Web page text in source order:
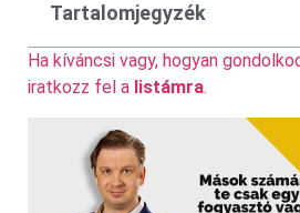
Tartalomjegyzék
Ha kíváncsi vagy, hogyan
iratkozz fel a listámra.